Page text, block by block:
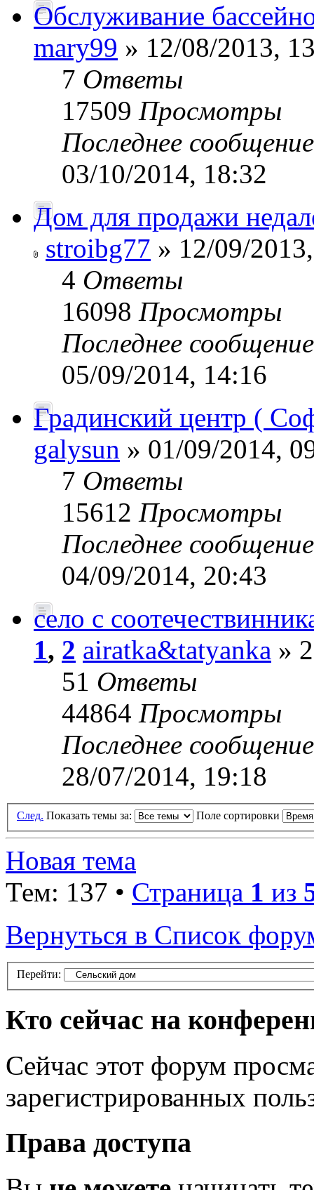
Обслуживание
mary99 » 12/08/2013,
7 Ответы
17509 Просмотры
Последнее
03/10/2014, 18:32
Дом для продажи
stroibg77 » 12/09/
4 Ответы
16098 Просмотры
Последнее
05/09/2014, 14:16
Градинский центр (
galysun » 01/09/2014,
7 Ответы
15612 Просмотры
Последнее
04/09/2014, 20:43
село с
1, 2 airatka&tatyanka »
51 Ответы
44864 Просмотры
Последнее
28/07/2014, 19:18
След. Показать темы за: Поле сортировки
Новая тема
Тем: 137 • Страница 1 из
Вернуться в Список
Перейти:
Кто сейчас на
Сейчас этот форум
зарегистрированных
Права доступа